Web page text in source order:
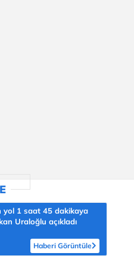
yol 1 saat 45 dakikaya
Uraloğlu açıkladı
Haberi Görüntüle